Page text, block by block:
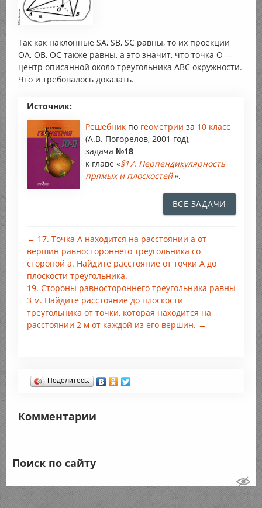
Так как наклонные SA, SB, SC равны, то их проекции
ОА, ОВ, ОС также равны, а это значит, что точка О —
центр описанной около треугольника АВС окружности.
Что и требовалось доказать.
Источник:
Решебник по геометрии за 10 класс
(А.В. Погорелов, 2001 год),
задача №18
к главе «§17. Перпендикулярность
прямых и плоскостей».
ВСЕ ЗАДАЧИ
← 17. Точка А находится на расстоянии а от
вершин равностороннего треугольника со
стороной а. Найдите расстояние от точки А до
плоскости треугольника.
19. Стороны равностороннего треугольника равны
3 м. Найдите расстояние до плоскости
треугольника от точки, которая находится на
расстоянии 2 м от каждой из его вершин. →
Поделитесь:
Комментарии
Поиск по сайту